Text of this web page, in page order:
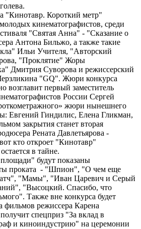
"Кинотавр. Короткий метр"
кинематографистов, среди
"Святая Анна" - "Сказание о
Антона Бильжо, а также такие
Ильи Учителя, "Авторский
"Проклятие" Жоры
Дмитрия Суворова и режиссерский
"GQ". Жюри конкурса
возглавит первый заместитель
России Сергей
жюри нынешнего
Евгений Гиндилис, Елена Гликман,
закрытия станет вторая
Рената Давлетьярова -
кто откроет "Кинотавр"
в тайне.
будут показаны
проката - "Шпион", "О чем еще
"Мамы", "Иван Царевич и Серый
"Высоцкий. Спасибо, что
Также вне конкурса будет
фильмов режиссера Карена
спецприз "За вклад в
и киноиндустрию" на церемонии